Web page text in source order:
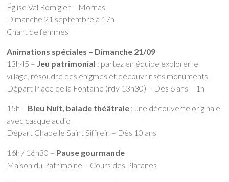
Église Val Romigier – Mornas
Dimanche 21 septembre à 17h
Chant de femmes
Animations spéciales – Dimanche 21/09
13h45 – Jeu patrimonial : partez en équipe explorer le
village, résoudre des énigmes et découvrir ses monuments !
Départ Place de la Fontaine (rdv 13h30) – Dès 6 ans – 1h
15h – Bleu Nuit, balade théâtrale : une découverte originale
avec casque audio
Départ Chapelle Saint Siffrein – Dès 10 ans
16h / 16h30 – Pause gourmande
Maison du Patrimoine – Cours des Platanes